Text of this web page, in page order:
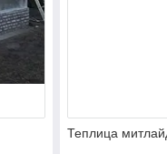
Теплица